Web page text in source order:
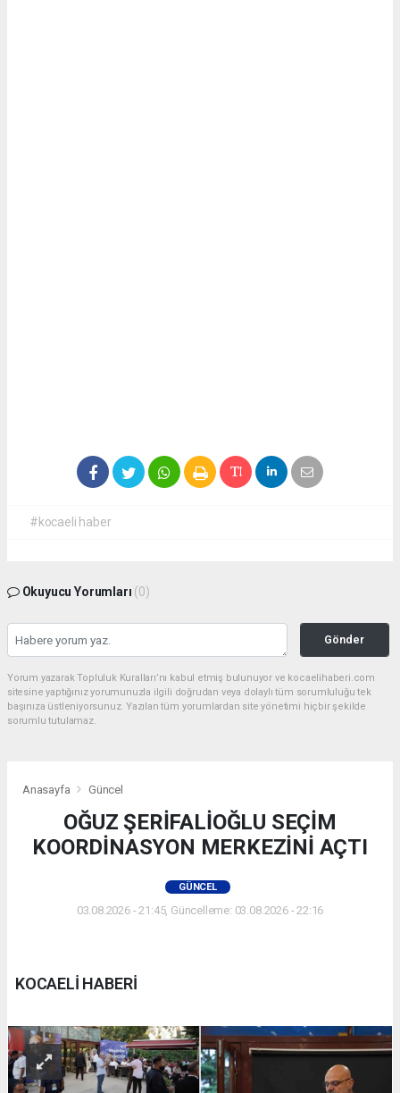
#kocaeli haber
Okuyucu Yorumları (0)
Gönder
Yorum yazarak Topluluk Kuralları’nı kabul etmiş bulunuyor ve kocaelihaberi.com
sitesine yaptığınız yorumunuzla ilgili doğrudan veya dolaylı tüm sorumluluğu tek
başınıza üstleniyorsunuz. Yazılan tüm yorumlardan site yönetimi hiçbir şekilde
sorumlu tutulamaz.
Anasayfa Güncel
OĞUZ ŞERİFALİOĞLU SEÇİM
KOORDİNASYON MERKEZİNİ AÇTI
GÜNCEL
03.08.2026 - 21:45, Güncelleme: 03.08.2026 - 22:16
KOCAELİ HABERİ